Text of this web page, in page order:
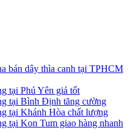
bán dây thìa canh tại TPHCM
tại Phú Yên giá tốt
tại Bình Định tăng cường
tại Khánh Hòa chất lượng
tại Kon Tum giao hàng nhanh